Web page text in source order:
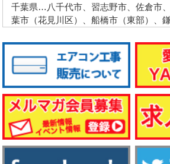
千葉県…八千代市、習志野市、佐倉市
葉市（花見川区）、船橋市（東部）、